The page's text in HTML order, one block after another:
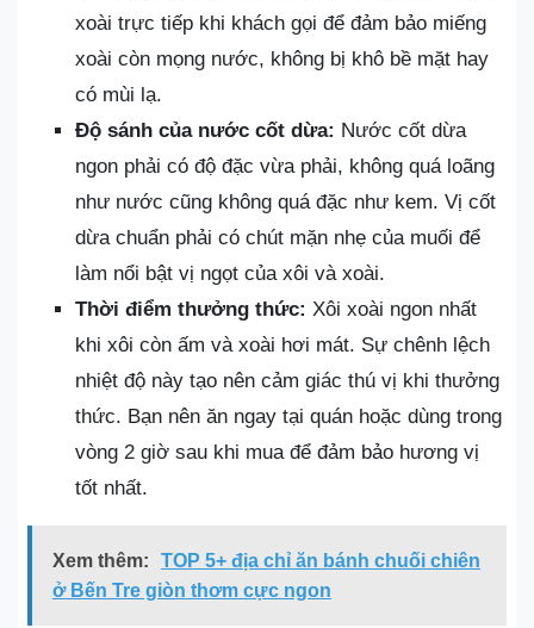
xoài trực tiếp khi khách gọi để đảm bảo miếng
xoài còn mọng nước, không bị khô bề mặt hay
có mùi lạ.
Độ sánh của nước cốt dừa: Nước cốt dừa
ngon phải có độ đặc vừa phải, không quá loãng
như nước cũng không quá đặc như kem. Vị cốt
dừa chuẩn phải có chút mặn nhẹ của muối để
làm nổi bật vị ngọt của xôi và xoài.
Thời điểm thưởng thức: Xôi xoài ngon nhất
khi xôi còn ấm và xoài hơi mát. Sự chênh lệch
nhiệt độ này tạo nên cảm giác thú vị khi thưởng
thức. Bạn nên ăn ngay tại quán hoặc dùng trong
vòng 2 giờ sau khi mua để đảm bảo hương vị
tốt nhất.
Xem thêm:
TOP 5+ địa chỉ ăn bánh chuối chiên
ở Bến Tre giòn thơm cực ngon